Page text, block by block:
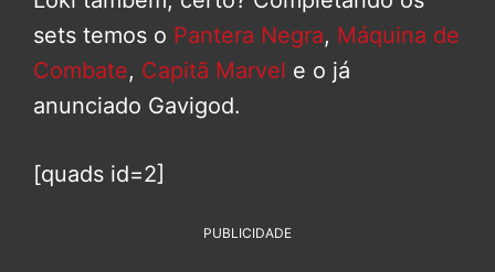
sets temos o Pantera Negra, Máquina de
Combate, Capitã Marvel e o já
anunciado Gavigod.
[quads id=2]
PUBLICIDADE